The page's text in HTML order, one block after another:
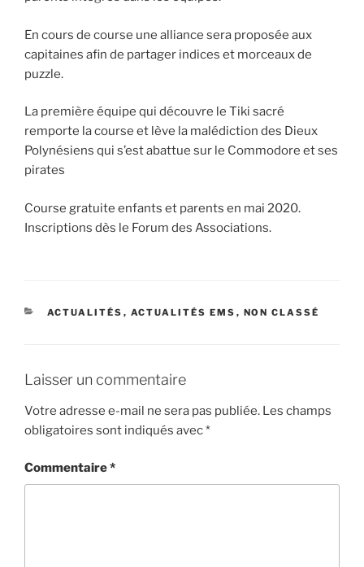
En cours de course une alliance sera proposée aux
capitaines afin de partager indices et morceaux de
puzzle.
La première équipe qui découvre le Tiki sacré
remporte la course et lève la malédiction des Dieux
Polynésiens qui s’est abattue sur le Commodore et ses
pirates
Course gratuite enfants et parents en mai 2020.
Inscriptions dès le Forum des Associations.
CATÉGORIES
ACTUALITÉS , ACTUALITÉS EMS , NON CLASSÉ
Laisser un commentaire
Votre adresse e-mail ne sera pas publiée. Les champs
obligatoires sont indiqués avec*
Commentaire*